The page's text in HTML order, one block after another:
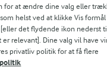
kålhoved? Karolines
kål som rødkål, hvidkål,
for at ændre dine valg eller
helst ved at klikke Vis
det flydende ikon nederst
er relevant]. Dine valg vil have
privatliv politik for at få flere